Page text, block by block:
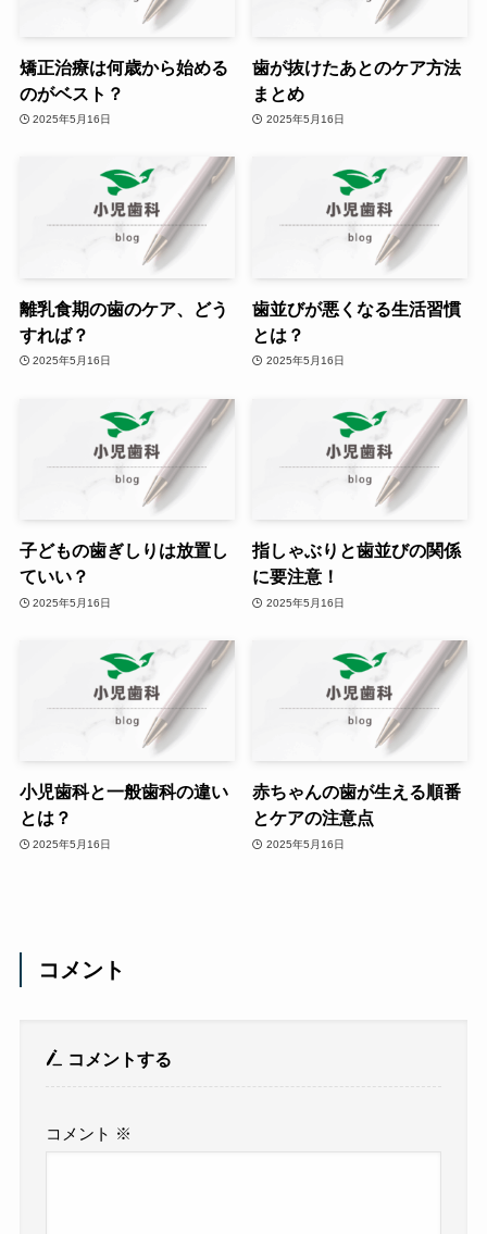
矯正治療は何歳から始める
のがベスト？
2025年5月16日
歯が抜けたあとのケア方法
まとめ
2025年5月16日
離乳食期の歯のケア、どう
すれば？
2025年5月16日
歯並びが悪くなる生活習慣
とは？
2025年5月16日
子どもの歯ぎしりは放置し
ていい？
2025年5月16日
指しゃぶりと歯並びの関係
に要注意！
2025年5月16日
小児歯科と一般歯科の違い
とは？
2025年5月16日
赤ちゃんの歯が生える順番
とケアの注意点
2025年5月16日
コメント
コメントする
コメント ※